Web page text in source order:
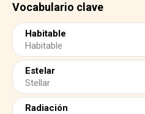
Vocabulario clave
Habitable
Habitable
Estelar
Stellar
Radiación